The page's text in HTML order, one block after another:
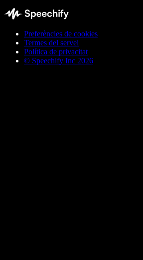
Preferències de cookies
Termes del servei
Política de privacitat
© Speechify Inc 2026